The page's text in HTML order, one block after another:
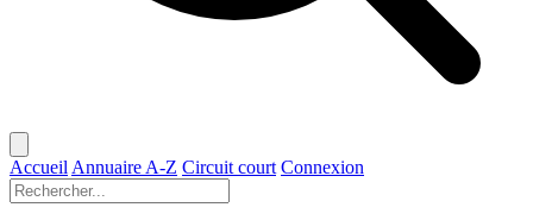
Accueil Annuaire A-Z Circuit court Connexion